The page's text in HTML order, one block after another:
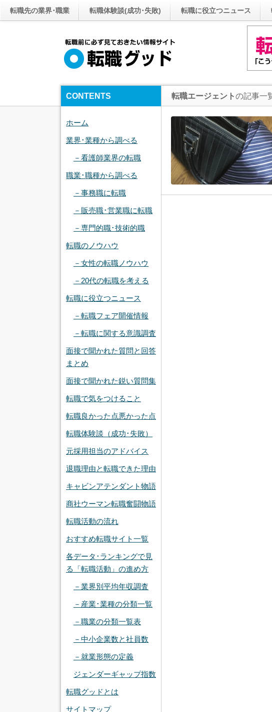
転職先の業界･職業 転職体験談(成功･失敗) 転職に役立つニュース
転職エージェントの記事一
CONTENTS
ホーム
業界･業種から調べる
－看護師業界の転職
職業･職種から調べる
－事務職に転職
－販売職･営業職に転職
－専門的職･技術的職
転職のノウハウ
－女性の転職ノウハウ
－20代の転職を考える
転職に役立つニュース
－転職フェア開催情報
－転職に関する意識調査
面接で聞かれた質問と回答
まとめ
面接で聞かれた鋭い質問集
転職で気をつけること
転職良かった点悪かった点
転職体験談（成功･失敗）
元採用担当のアドバイス
退職理由と転職できた理由
キャビンアテンダント物語
商社ウーマン転職奮闘物語
転職活動の流れ
おすすめ転職サイト一覧
各データ･ランキングで見
る「転職活動」の進め方
－業界別平均年収調査
－産業･業種の分類一覧
－職業の分類一覧表
－中小企業数と社員数
－就業形態の定義
ジェンダーギャップ指数
転職グッドとは
サイトマップ